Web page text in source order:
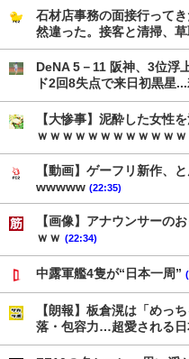
石材店事務の面接行って
然違った。接客と清掃、
DeNA 5－11 阪神、3位浮
ド2回8失点で来日初黒星
【大惨事】泥酔した女性
ｗｗｗｗｗｗｗｗｗｗｗ
【動画】ゲーフリ新作、
wwwww (22:35)
【画像】アナウンサーの
ｗｗ (22:34)
中露軍艦4隻が“日本一周”
【朗報】板倉滉は「めっ
落・包容力…超愛される日